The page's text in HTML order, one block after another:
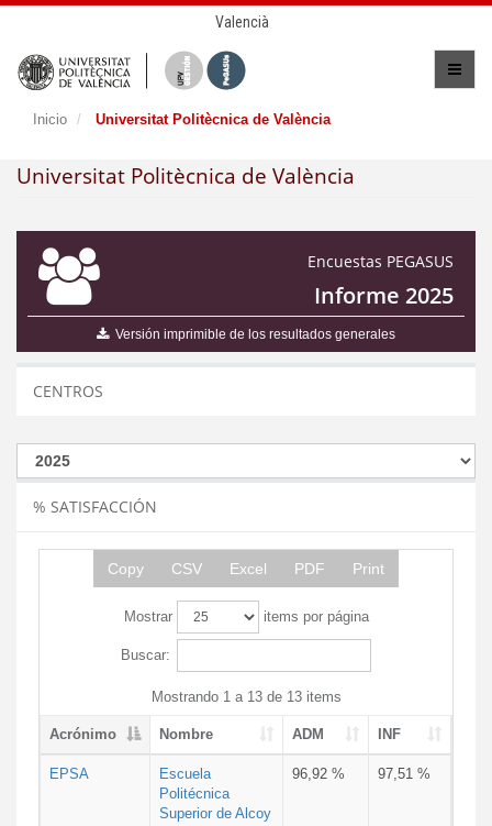
Valencià
Inicio Universitat Politècnica de València
Universitat Politècnica de València
Encuestas PEGASUS
Informe 2025
Versión imprimible de los resultados generales
CENTROS
% SATISFACCIÓN
Copy CSV Excel PDF Print
Mostrar items por página
Buscar:
Mostrando 1 a 13 de 13 items
Acrónimo Nombre ADM INF
EPSA
Escuela
Politécnica
Superior de Alcoy
96,92 % 97,51 %